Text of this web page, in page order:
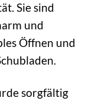
Sie sind
und
Öffnen und
sorgfältig